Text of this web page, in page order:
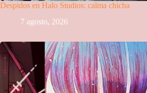
Despidos en Halo Studios: calma chicha
7 agosto, 2026